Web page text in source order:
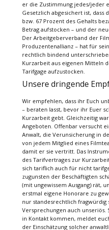
er die Zustimmung jedes/jeder
Gesetzlich abgesichert ist, dass
bzw. 67 Prozent des Gehalts
Betrag aufstocken – und der
Der Arbeitgeberverband der
Produzentenallianz – hat für
rechtlich bindend
Kurzarbeit aus eigenen Mitteln
Tarifgage aufzustocken.
Unsere dringende
Wir empfehlen, dass ihr Euch
– beraten lasst, bevor ihr Euer
Kurzarbeit gebt. Gleichzeitig
Angeboten. Offenbar versucht
Anwalt, die Verunsicherung in
von jedem Mitglied eines
damit er sie vertritt. Das
des Tarifvertrages zur
sich tariflich auch für nicht
zugunsten der Beschäftigten
(mit ungewissem Ausgang) rät,
erstmal eigene Honorare zu
nur standesrechtlich fragwürdig
Versprechungen auch
in Kontakt kommen, meldet
der Einschätzung solcher